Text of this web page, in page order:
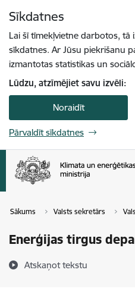
Sīkdatnes
Lai šī tīmekļvietne darbotos, tā
sīkdatnes. Ar Jūsu piekrišanu
izmantotas statistikas un
Lūdzu, atzīmējiet savu izvēli:
Noraidīt
Pārvaldīt sīkdatnes
Sākums Valsts sekretārs
Enerģijas tirgus
Atskaņot tekstu